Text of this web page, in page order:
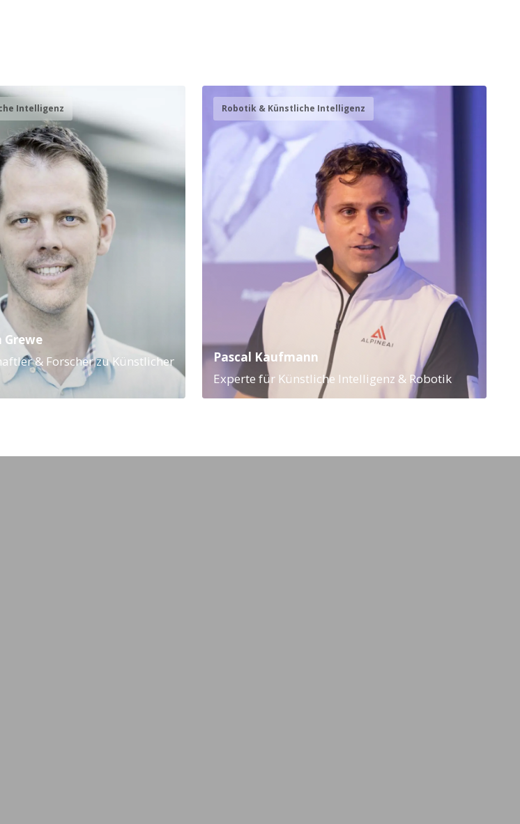
Intelligenz
Grewe
& Forscher zu Künstlicher
Robotik & Künstliche Intelligenz
Pascal Kaufmann
Experte für Künstliche Intelligenz & Robotik